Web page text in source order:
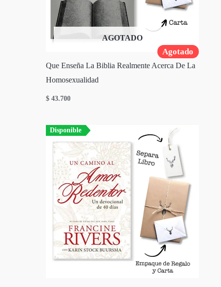
Agotado
AGOTADO
Que Enseña La Biblia Realmente Acerca De La
Homosexualidad
$ 43.700
Disponible